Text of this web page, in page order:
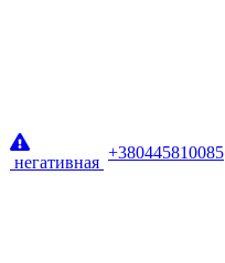
негативная
+380445810085